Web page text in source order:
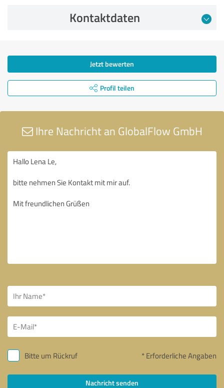
Kontaktdaten
Jetzt bewerten
Profil teilen
Ihre Nachricht an GlobalFlow GmbH
Bitte um Rückruf * Erforderliche Angaben
Nachricht senden